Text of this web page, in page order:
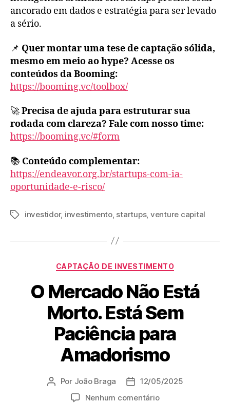
ancorado em dados e estratégia para ser levado
a sério.
📌 Quer montar uma tese de captação sólida,
mesmo em meio ao hype? Acesse os
conteúdos da Booming:
https://booming.vc/toolbox/
🚀Precisa de ajuda para estruturar sua
rodada com clareza? Fale com nosso time:
https://booming.vc/#form
📚 Conteúdo complementar:
https://endeavor.org.br/startups-com-ia-
oportunidade-e-risco/
investidor, investimento, startups, venture capital
CAPTAÇÃO DE INVESTIMENTO
O Mercado Não Está
Morto. Está Sem
Paciência para
Amadorismo
Por João Braga
12/05/2025
Nenhum comentário